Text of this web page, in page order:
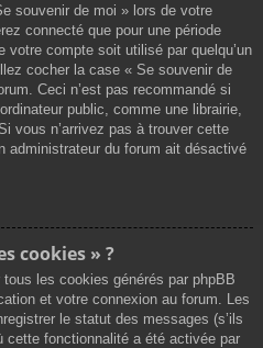
souvenir de moi » lors de votre
connecté que pour une période
votre compte soit utilisé par quelqu’un
cocher la case « Se souvenir de
Ceci n’est pas recommandé si
public, comme une librairie,
vous n’arrivez pas à trouver cette
administrateur du forum ait désactivé
cookies » ?
les cookies générés par phpBB
et votre connexion au forum. Les
le statut des messages (s’ils
fonctionnalité a été activée par